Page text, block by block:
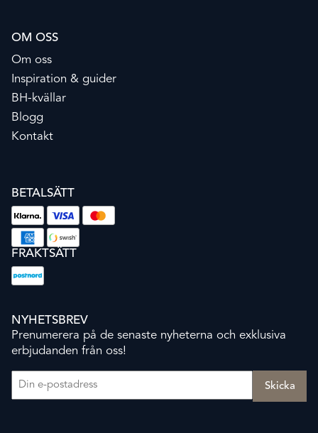
OM OSS
Om oss
Inspiration & guider
BH-kvällar
Blogg
Kontakt
BETALSÄTT
FRAKTSÄTT
NYHETSBREV
Prenumerera på de senaste nyheterna och exklusiva
erbjudanden från oss!